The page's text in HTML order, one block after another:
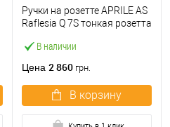
В наличии
Ручки на розетте APRILE AS
Raflesia Q 7S тонкая розетта
Цена 2 860 грн.
В корзину